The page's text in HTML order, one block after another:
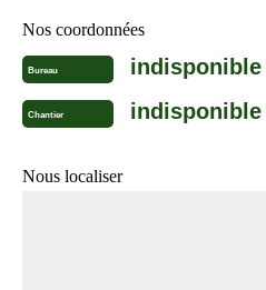
Nos coordonnées
Bureau indisponible
Chantier indisponible
Nous localiser